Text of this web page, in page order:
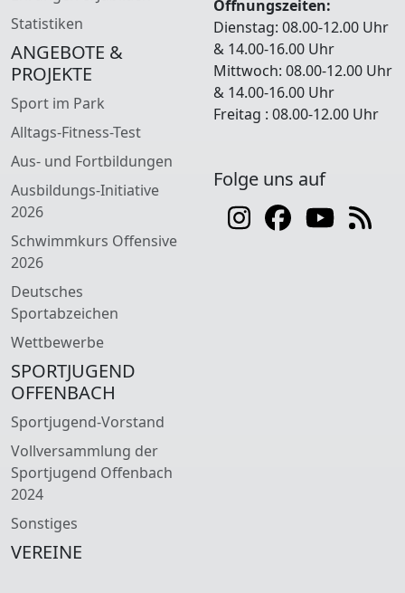
Statistiken
ANGEBOTE &
PROJEKTE
Sport im Park
Alltags-Fitness-Test
Aus- und Fortbildungen
Ausbildungs-Initiative
2026
Schwimmkurs Offensive
2026
Deutsches
Sportabzeichen
Wettbewerbe
SPORTJUGEND
OFFENBACH
Sportjugend-Vorstand
Vollversammlung der
Sportjugend Offenbach
2024
Sonstiges
VEREINE
Öffnungszeiten:
Dienstag: 08.00-12.00 Uhr
& 14.00-16.00 Uhr
Mittwoch: 08.00-12.00 Uhr
& 14.00-16.00 Uhr
Freitag : 08.00-12.00 Uhr
Folge uns auf